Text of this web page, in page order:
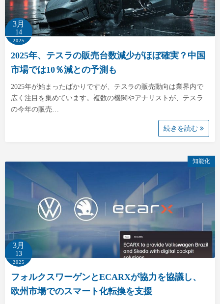
3月
14
2025
2025年、テスラの販売台数減少がほぼ確実？中国
市場では10％減との予測も
2025年が始まったばかりですが、テスラの販売動向は業界内で
広く注目を集めています。複数の機関やアナリストが、テスラ
の今年の販売…
続きを読む
知能化
3月
13
2025
フォルクスワーゲンとECARXが協力を協議し、
欧州市場でのスマート化転換を支援